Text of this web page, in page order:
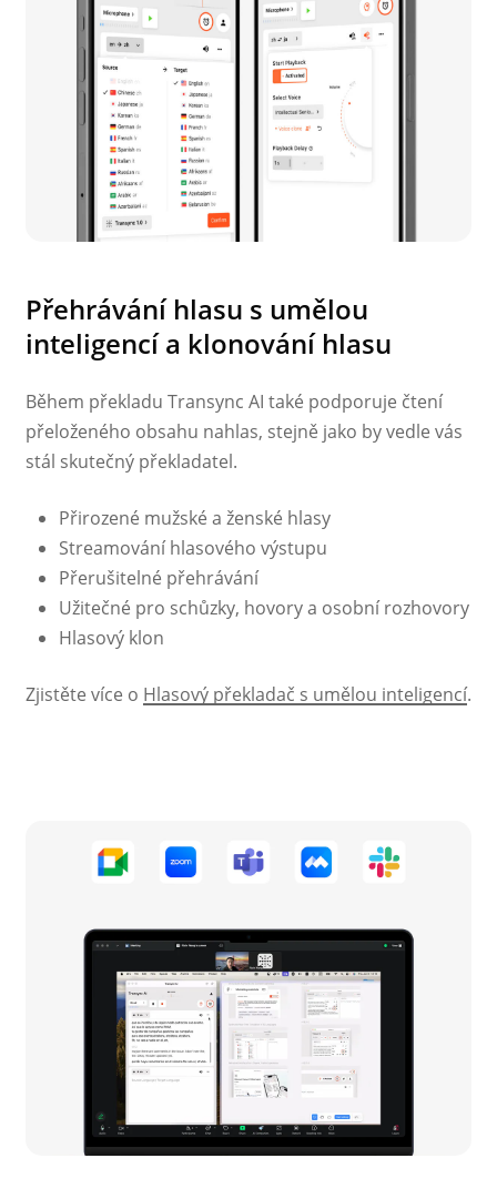
Přehrávání hlasu s umělou
inteligencí a klonování hlasu
Během překladu Transync AI také podporuje čtení
přeloženého obsahu nahlas, stejně jako by vedle vás
stál skutečný překladatel.
Přirozené mužské a ženské hlasy
Streamování hlasového výstupu
Přerušitelné přehrávání
Užitečné pro schůzky, hovory a osobní rozhovory
Hlasový klon
Zjistěte více o Hlasový překladač s umělou inteligencí.